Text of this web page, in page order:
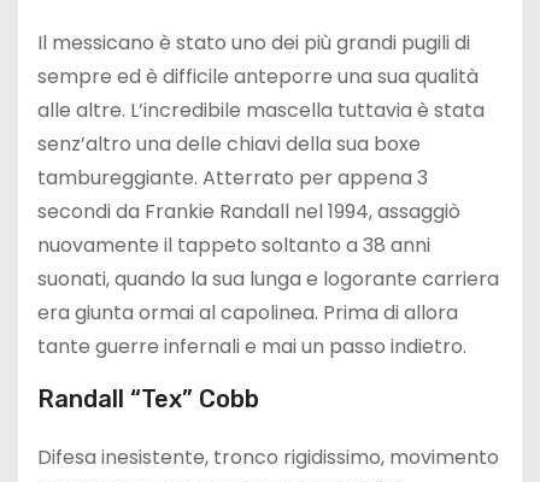
Il messicano è stato uno dei più grandi pugili di
sempre ed è difficile anteporre una sua qualità
alle altre. L’incredibile mascella tuttavia è stata
senz’altro una delle chiavi della sua boxe
tambureggiante. Atterrato per appena 3
secondi da Frankie Randall nel 1994, assaggiò
nuovamente il tappeto soltanto a 38 anni
suonati, quando la sua lunga e logorante carriera
era giunta ormai al capolinea. Prima di allora
tante guerre infernali e mai un passo indietro.
Randall “Tex” Cobb
Difesa inesistente, tronco rigidissimo, movimento